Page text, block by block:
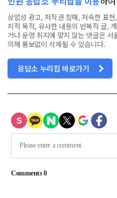
상업성 광고, 저작권 침해, 저속한 표
치적 목적, 유사한 내용의 반복적 글,
거나 운영 취지에 맞지 않는 댓글은
의해 통보없이 삭제될 수 있습니다.
응답소 누리집 바로가기